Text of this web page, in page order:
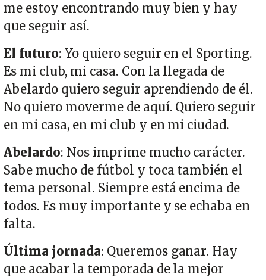
me estoy encontrando muy bien y hay
que seguir así.
El futuro: Yo quiero seguir en el Sporting.
Es mi club, mi casa. Con la llegada de
Abelardo quiero seguir aprendiendo de él.
No quiero moverme de aquí. Quiero seguir
en mi casa, en mi club y en mi ciudad.
Abelardo: Nos imprime mucho carácter.
Sabe mucho de fútbol y toca también el
tema personal. Siempre está encima de
todos. Es muy importante y se echaba en
falta.
Última jornada: Queremos ganar. Hay
que acabar la temporada de la mejor